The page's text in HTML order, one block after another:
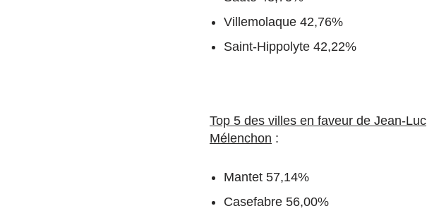
Villemolaque 42,76%
Saint-Hippolyte 42,22%
Top 5 des villes en faveur de Jean-Luc
Mélenchon :
Mantet 57,14%
Casefabre 56,00%